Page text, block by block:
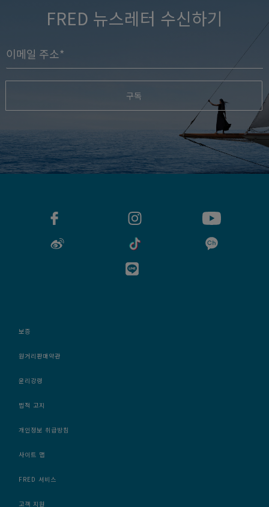
FRED 뉴스레터 수신하기
구독
보증
원거리판매약관
윤리강령
법적 고지
개인정보 취급방침
사이트 맵
FRED 서비스
고객 지원